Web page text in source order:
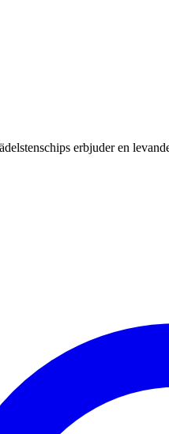
erbjuder en